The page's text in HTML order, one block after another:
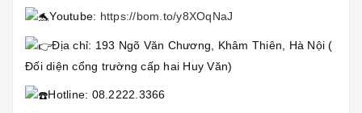
Youtube: https://bom.to/y8XOqNaJ
Địa chỉ: 193 Ngõ Văn Chương, Khâm Thiên, Hà Nội (
Đối diện cổng trường cấp hai Huy Văn)
Hotline: 08.2222.3366